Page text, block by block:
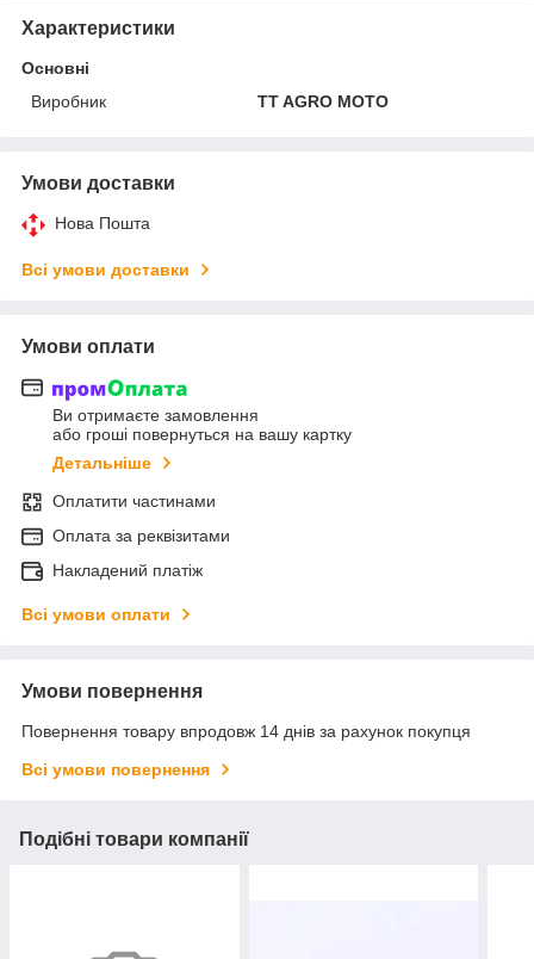
Характеристики
Основні
Виробник
TT AGRO MOTO
Умови доставки
Нова Пошта
Всі умови доставки
Умови оплати
Ви отримаєте замовлення
або гроші повернуться на вашу картку
Детальніше
Оплатити частинами
Оплата за реквізитами
Накладений платіж
Всі умови оплати
Умови повернення
Повернення товару впродовж 14 днів за рахунок покупця
Всі умови повернення
Подібні товари компанії